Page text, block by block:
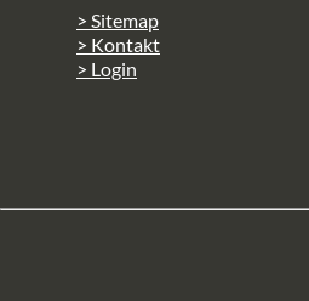
> Sitemap
> Kontakt
> Login